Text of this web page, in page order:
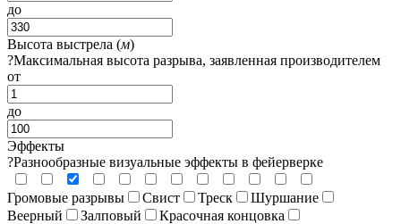
до
Высота выстрела (м)
?Максимальная высота разрыва, заявленная производителем
от
до
Эффекты
?Разнообразные визуальные эффекты в фейерверке
Громовые разрывы Свист Треск
Шуршание
Веерный
Залповый
Красочная концовка